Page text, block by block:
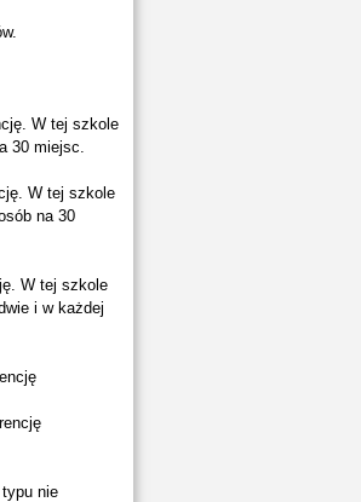
W tej szkole
30 miejsc.
W tej szkole
na 30
W tej szkole
i w każdej
nie